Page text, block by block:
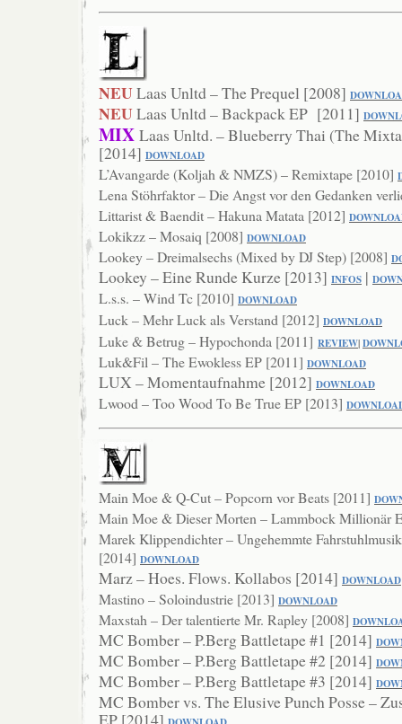
NEULaas Unltd – The Prequel [2008]
NEULaas Unltd – Backpack EP [2011]
MIX Laas Unltd. – Blueberry Thai (The
[2014] DOWNLOAD
L’Avangarde (Koljah & NMZS) – Remixtape [2010]
Lena Stöhrfaktor – Die Angst vor den Gedanken
Littarist & Baendit – Hakuna Matata [2012] DOW
Lokikzz – Mosaiq [2008] DOWNLOAD
Lookey – Dreimalsechs (Mixed by DJ Step) [2008]
Lookey – Eine Runde Kurze [2013] INFOS |
L.s.s. – Wind Tc [2010] DOWNLOAD
Luck – Mehr Luck als Verstand [2012] DOWNLOAD
Luke & Betrug – Hypochonda [2011] REVIEW|
Luk&Fil – The Ewokless EP [2011] DOWNLOAD
LUX – Momentaufnahme [2012] DOWNLOAD
Lwood – Too Wood To Be True EP [2013]
Main Moe & Q-Cut – Popcorn vor Beats [2011]
Main Moe & Dieser Morten – Lammbock Millionär
Marek Klippendichter – Ungehemmte
[2014] DOWNLOAD
Marz – Hoes. Flows. Kollabos [2014] DOWNLOAD
Mastino – Soloindustrie [2013] DOWNLOAD
Maxstah – Der talentierte Mr. Rapley [2008]
MC Bomber – P.Berg Battletape #1 [2014]
MC Bomber – P.Berg Battletape #2 [2014]
MC Bomber – P.Berg Battletape #3 [2014]
MC Bomber vs. The Elusive Punch Posse –
EP [2014]